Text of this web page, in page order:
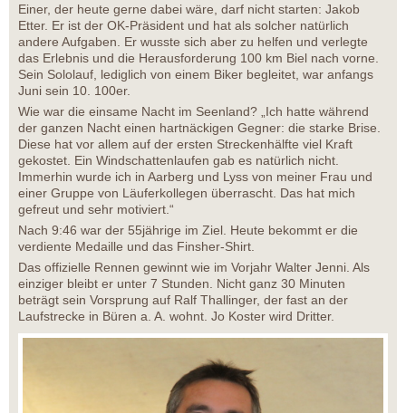
Einer, der heute gerne dabei wäre, darf nicht starten: Jakob
Etter. Er ist der OK-Präsident und hat als solcher natürlich
andere Aufgaben. Er wusste sich aber zu helfen und verlegte
das Erlebnis und die Herausforderung 100 km Biel nach vorne.
Sein Sololauf, lediglich von einem Biker begleitet, war anfangs
Juni sein 10. 100er.
Wie war die einsame Nacht im Seenland? „Ich hatte während
der ganzen Nacht einen hartnäckigen Gegner: die starke Brise.
Diese hat vor allem auf der ersten Streckenhälfte viel Kraft
gekostet. Ein Windschattenlaufen gab es natürlich nicht.
Immerhin wurde ich in Aarberg und Lyss von meiner Frau und
einer Gruppe von Läuferkollegen überrascht. Das hat mich
gefreut und sehr motiviert.“
Nach 9:46 war der 55jährige im Ziel. Heute bekommt er die
verdiente Medaille und das Finsher-Shirt.
Das offizielle Rennen gewinnt wie im Vorjahr Walter Jenni. Als
einziger bleibt er unter 7 Stunden. Nicht ganz 30 Minuten
beträgt sein Vorsprung auf Ralf Thallinger, der fast an der
Laufstrecke in Büren a. A. wohnt. Jo Koster wird Dritter.